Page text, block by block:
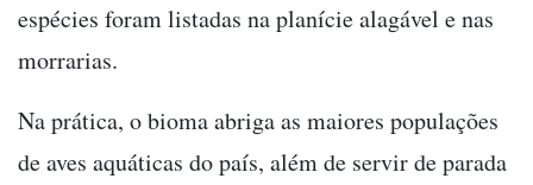
espécies foram listadas na planície alagável e nas
morrarias.
Na prática, o bioma abriga as maiores populações
de aves aquáticas do país, além de servir de parada